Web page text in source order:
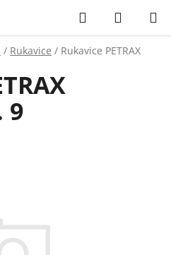
Hľadať
KOŠÍK
/ Rukavice / Rukavice PETRAX
9